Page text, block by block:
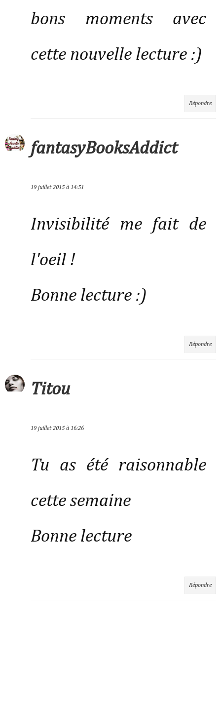
bons moments avec
cette nouvelle lecture :)
Répondre
fantasyBooksAddict
19 juillet 2015 à 14:51
Invisibilité me fait de
l'oeil !
Bonne lecture :)
Répondre
Titou
19 juillet 2015 à 16:26
Tu as été raisonnable
cette semaine
Bonne lecture
Répondre